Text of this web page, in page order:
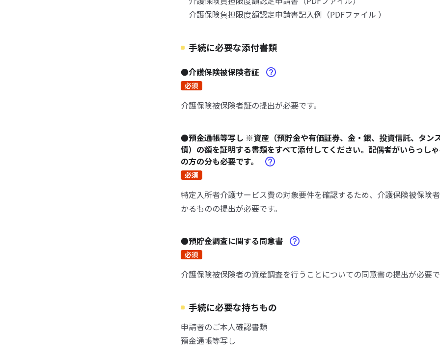
介護保険負担限度額認定申請書記入例（PDFファイル ）
手続に必要な添付書類
●介護保険被保険者証
必須
介護保険被保険者証の提出が必要です。
●預金通帳等写し ※資産（預貯金や有価証券、金・銀、投資信託、タン
債）の額を証明する書類をすべて添付してください。配偶者がいらっし
の方の分も必要です。
必須
特定入所者介護サービス費の対象要件を確認するため、介護保険被保険
かるものの提出が必要です。
●預貯金調査に関する同意書
必須
介護保険被保険者の資産調査を行うことについての同意書の提出が必要
手続に必要な持ちもの
申請者のご本人確認書類
預金通帳等写し